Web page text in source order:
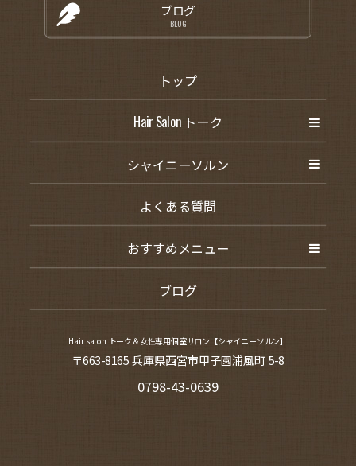
ブログ
BLOG
トップ
Hair Salon トーク
シャイニーソルン
よくある質問
おすすめメニュー
ブログ
Hair salon トーク＆女性専用個室サロン【シャイニーソルン】
〒663-8165 兵庫県西宮市甲子園浦風町 5-8
0798-43-0639